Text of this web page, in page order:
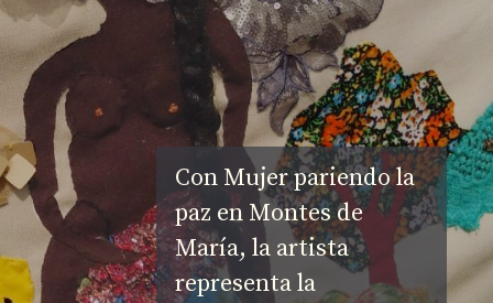
Con Mujer pariendo la
paz en Montes de
María, la artista
representa la